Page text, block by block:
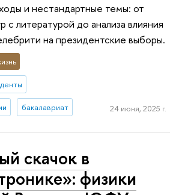
и нестандартные темы: от
с литературой до анализа влияния
на президентские выборы.
бакалавриат 24 июня, 2025 г.
скачок в
физики